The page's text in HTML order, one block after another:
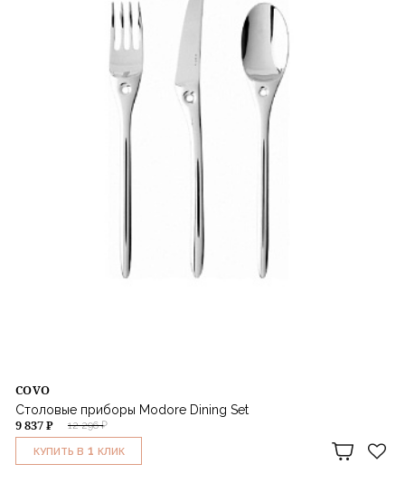
COVO
Столовые приборы Modore Dining Set
12 296 ₽
9 837 ₽
КУПИТЬ В 1 КЛИК